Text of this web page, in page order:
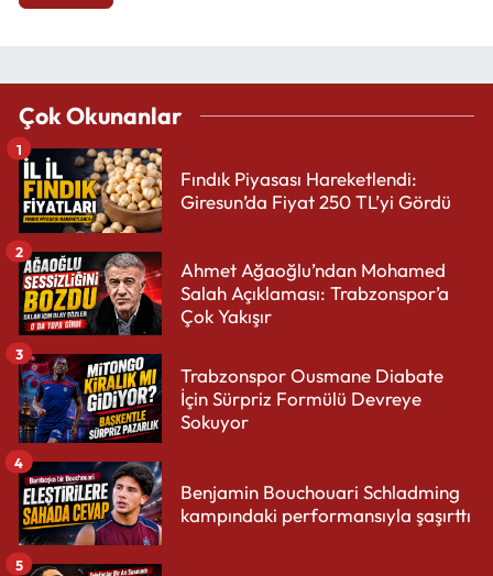
Çok Okunanlar
Fındık Piyasası Hareketlendi:
Giresun’da Fiyat 250 TL’yi Gördü
1
Ahmet Ağaoğlu’ndan Mohamed
Salah Açıklaması: Trabzonspor’a
Çok Yakışır
2
Trabzonspor Ousmane Diabate
İçin Sürpriz Formülü Devreye
Sokuyor
3
Benjamin Bouchouari Schladming
kampındaki performansıyla şaşırttı
4
5